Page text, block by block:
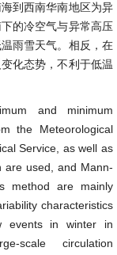
到西南华南地区为异
的冷空气与异常高压
雨雪天气。相反，在
化态势，不利于低温
and minimum
the Meteorological
Service, as well as
are used, and Mann-
method are mainly
characteristics
events in winter in
scale circulation